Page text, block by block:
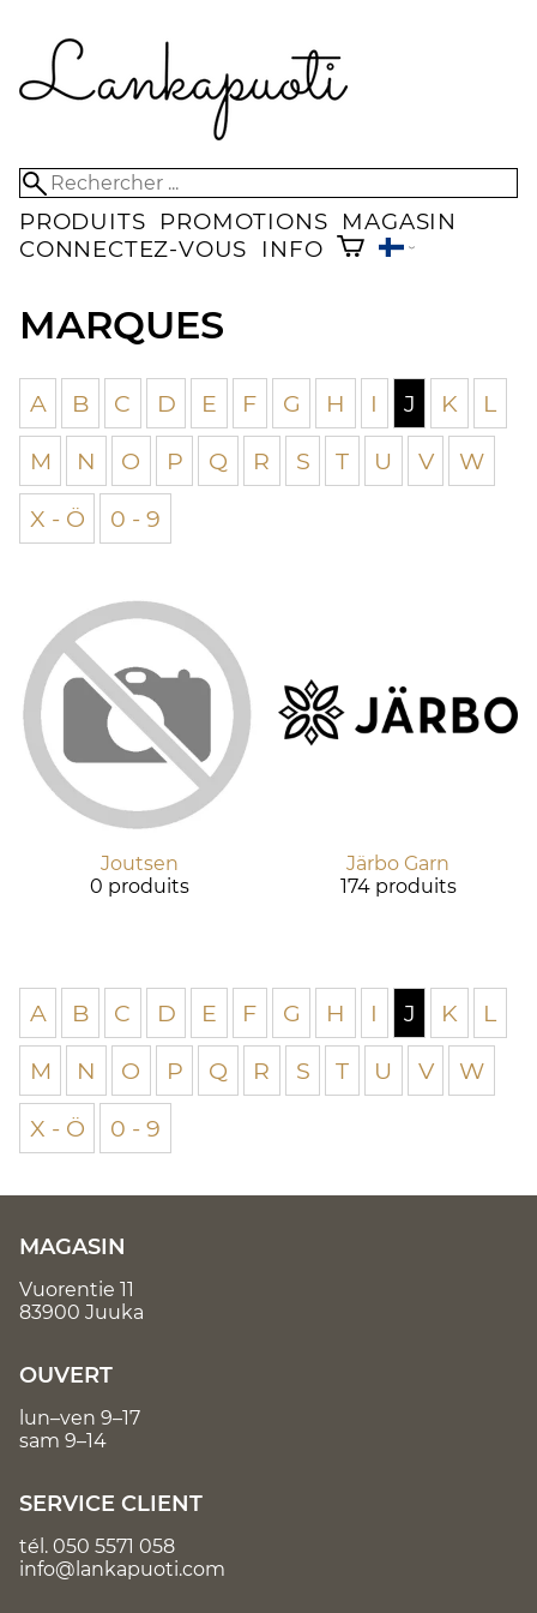
PRODUITS PROMOTIONS
MAGASIN
CONNECTEZ-VOUS
INFO
MARQUES
A B C D E F G H I J K
L
M
N O P Q R S T U V
W
X - Ö
0 - 9
Joutsen
0 produits
Järbo Garn
174 produits
A B C D E F G H I J K
L
M
N O P Q R S T U V
W
X - Ö
0 - 9
MAGASIN
Vuorentie 11
83900 Juuka
OUVERT
lun–ven 9–17
sam 9–14
SERVICE CLIENT
tél. 050 5571 058
info@lankapuoti.com